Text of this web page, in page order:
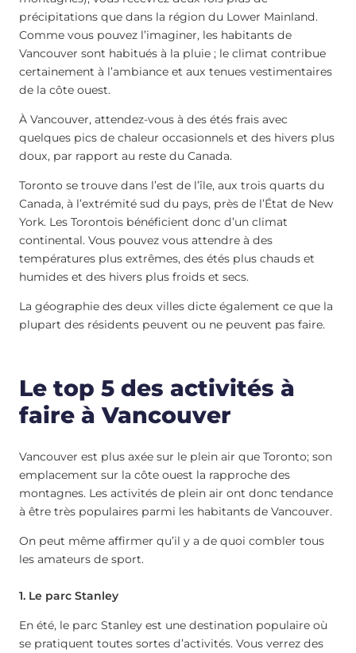
précipitations que dans la région du Lower Mainland.
Comme vous pouvez l’imaginer, les habitants de
Vancouver sont habitués à la pluie ; le climat contribue
certainement à l’ambiance et aux tenues vestimentaires
de la côte ouest.
À Vancouver, attendez-vous à des étés frais avec
quelques pics de chaleur occasionnels et des hivers plus
doux, par rapport au reste du Canada.
Toronto se trouve dans l’est de l’île, aux trois quarts du
Canada, à l’extrémité sud du pays, près de l’État de New
York. Les Torontois bénéficient donc d’un climat
continental. Vous pouvez vous attendre à des
températures plus extrêmes, des étés plus chauds et
humides et des hivers plus froids et secs.
La géographie des deux villes dicte également ce que la
plupart des résidents peuvent ou ne peuvent pas faire.
Le top 5 des activités à
faire à Vancouver
Vancouver est plus axée sur le plein air que Toronto; son
emplacement sur la côte ouest la rapproche des
montagnes. Les activités de plein air ont donc tendance
à être très populaires parmi les habitants de Vancouver.
On peut même affirmer qu’il y a de quoi combler tous
les amateurs de sport.
1. Le parc Stanley
En été, le parc Stanley est une destination populaire où
se pratiquent toutes sortes d’activités. Vous verrez des